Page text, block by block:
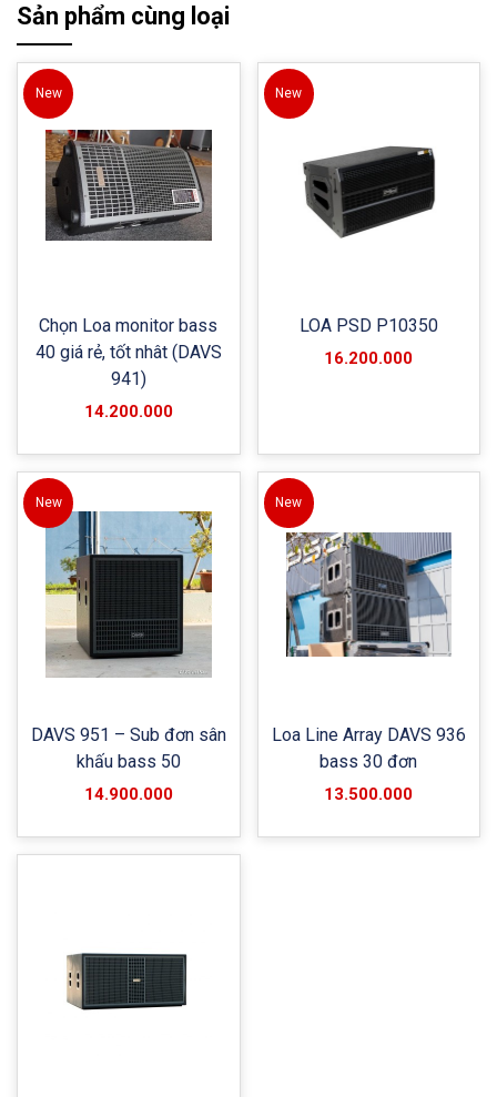
Sản phẩm cùng loại
New
Chọn Loa monitor bass
40 giá rẻ, tốt nhât (DAVS
941)
14.200.000
New
LOA PSD P10350
16.200.000
New
DAVS 951 – Sub đơn sân
khấu bass 50
14.900.000
New
Loa Line Array DAVS 936
bass 30 đơn
13.500.000